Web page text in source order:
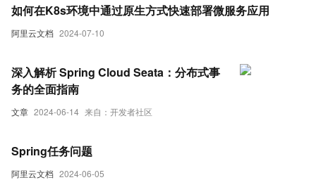
阿里云文档 2024-07-10
如何在K8s环境中通过原生方式快速部署微服务应用
文章 2024-06-14 来自：开发者社区
深入解析 Spring Cloud Seata：分布式事
务的全面指南
阿里云文档 2024-06-05
Spring任务问题